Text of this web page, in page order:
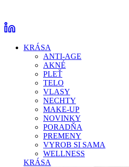
KRÁSA
ANTI-AGE
AKNÉ
PLEŤ
TELO
VLASY
NECHTY
MAKE-UP
NOVINKY
PORADŇA
PREMENY
VYROB SI SAMA
WELLNESS
KRÁSA